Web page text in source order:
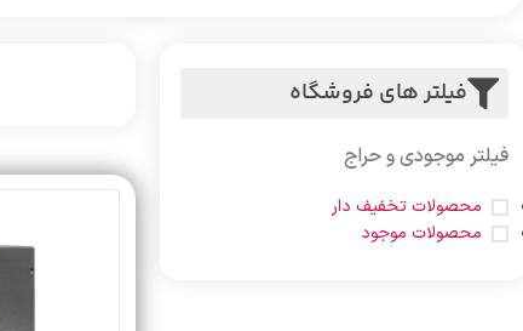
فیلتر های فروشگاه
فیلتر موجودی و حراج
محصولات تخفیف دار
محصولات موجود